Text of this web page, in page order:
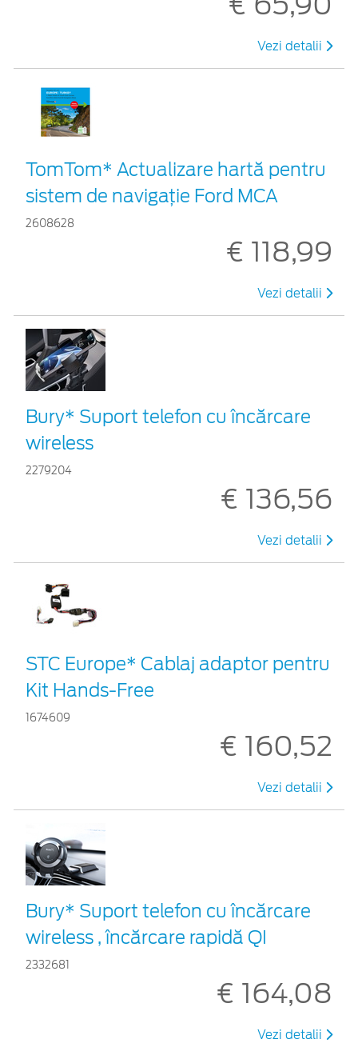
Vezi detalii
TomTom* Actualizare hartă pentru
sistem de navigație Ford MCA
2608628
€ 118,99
Vezi detalii
Bury* Suport telefon cu încărcare
wireless
2279204
€ 136,56
Vezi detalii
STC Europe* Cablaj adaptor pentru
Kit Hands-Free
1674609
€ 160,52
Vezi detalii
Bury* Suport telefon cu încărcare
wireless , încărcare rapidă QI
2332681
€ 164,08
Vezi detalii